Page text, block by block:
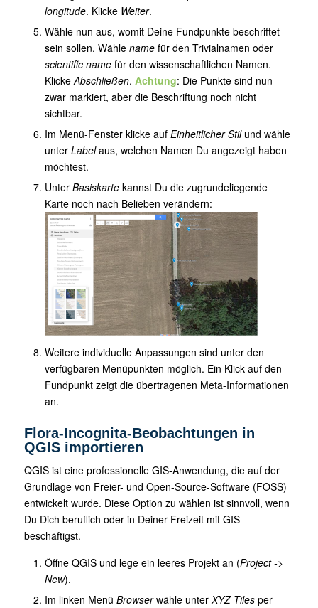
longitude. Klicke Weiter.
Wähle nun aus, womit Deine Fundpunkte beschriftet
sein sollen. Wähle namefür den Trivialnamen oder
scientific namefür den wissenschaftlichen Namen.
Klicke Abschließen. Achtung: Die Punkte sind nun
zwar markiert, aber die Beschriftung noch nicht
sichtbar.
Im Menü-Fenster klicke auf Einheitlicher Stilund wähle
unter Labelaus, welchen Namen Du angezeigt haben
möchtest.
Unter Basiskartekannst Du die zugrundeliegende
Karte noch nach Belieben verändern:
Weitere individuelle Anpassungen sind unter den
verfügbaren Menüpunkten möglich. Ein Klick auf den
Fundpunkt zeigt die übertragenen Meta-Informationen
an.
Flora-Incognita-Beobachtungen in
QGIS importieren
QGIS ist eine professionelle GIS-Anwendung, die auf der
Grundlage von Freier- und Open-Source-Software (FOSS)
entwickelt wurde. Diese Option zu wählen ist sinnvoll, wenn
Du Dich beruflich oder in Deiner Freizeit mit GIS
beschäftigst.
Öffne QGIS und lege ein leeres Projekt an (Project ->
New).
Im linken Menü Browserwähle unterXYZ Tilesper